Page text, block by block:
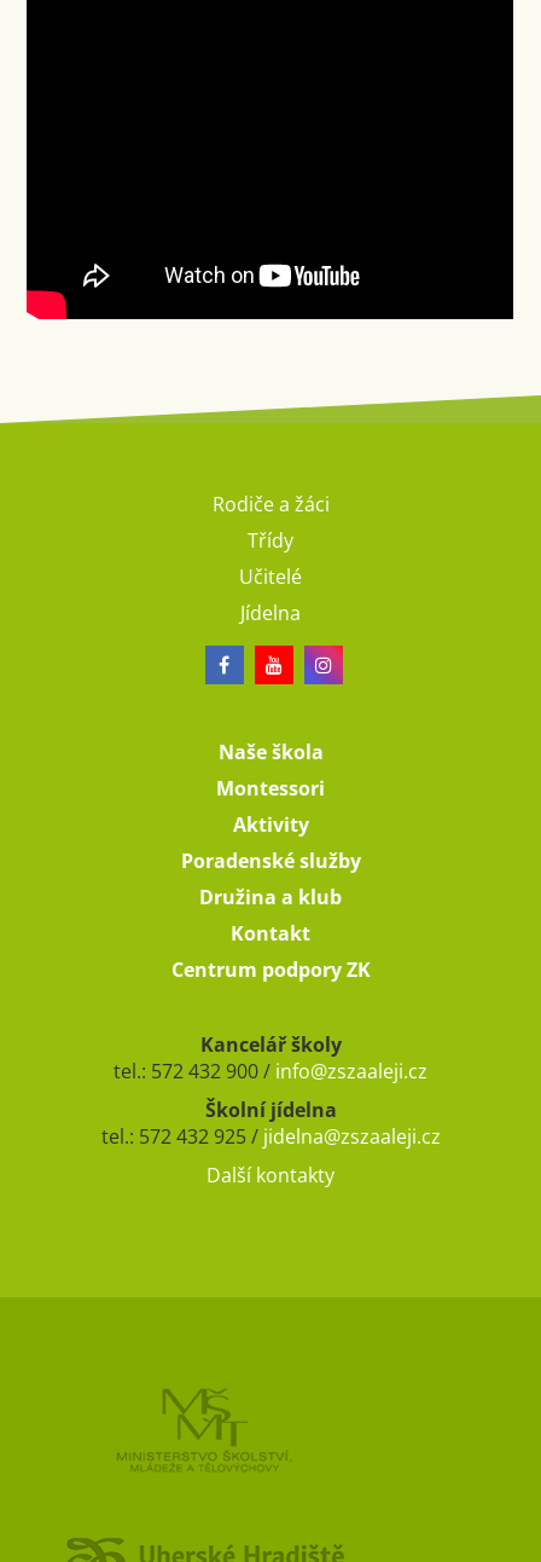
Rodiče a žáci
Třídy
Učitelé
Jídelna
Naše škola
Montessori
Aktivity
Poradenské služby
Družina a klub
Kontakt
Centrum podpory ZK
Kancelář školy
tel.: 572 432 900 / info@zszaaleji.cz
Školní jídelna
tel.: 572 432 925 / jidelna@zszaaleji.cz
Další kontakty